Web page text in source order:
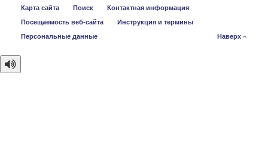
Карта сайта Поиск
Контактная информация
Посещаемость веб-сайта
Инструкция и термины
Персональные данные
Наверх